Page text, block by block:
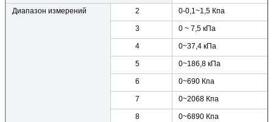
Диапазон измерений 2 0-0,1~1,5 Кпа
3 0 ~ 7,5 кПа
4 0~37,4 кПа
5 0~186,8 кПа
6 0~690 Кпа
7 0~2068 Кпа
8 0~6890 Кпа